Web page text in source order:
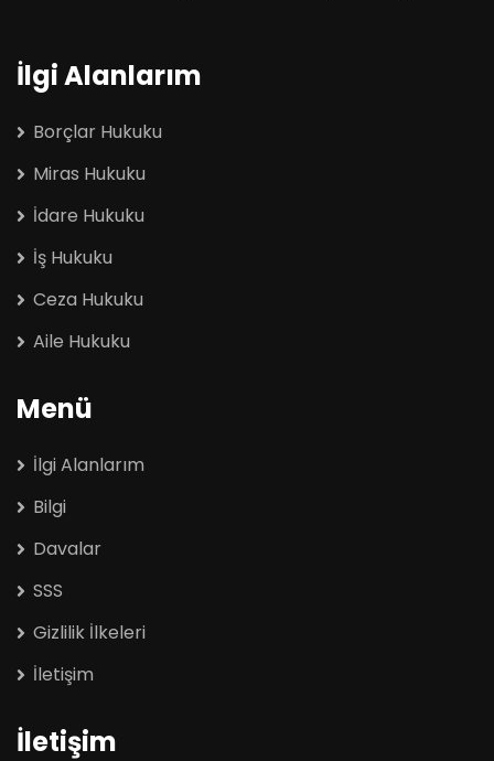
İlgi Alanlarım
Borçlar Hukuku
Miras Hukuku
İdare Hukuku
İş Hukuku
Ceza Hukuku
Aile Hukuku
Menü
İlgi Alanlarım
Bilgi
Davalar
SSS
Gizlilik İlkeleri
İletişim
İletişim